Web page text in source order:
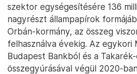
szektor egységesítésére 136
nagyrészt állampapírok
Orbán-kormány, az összeg
felhasználva évekig. Az egykori
Budapest Bankból és a
összegyúrásával végül 2020-